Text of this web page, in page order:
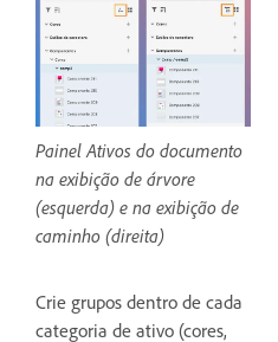
Painel Ativos do documento
na exibição de árvore
(esquerda) e na exibição de
caminho (direita)
Crie grupos dentro de cada
categoria de ativo (cores,